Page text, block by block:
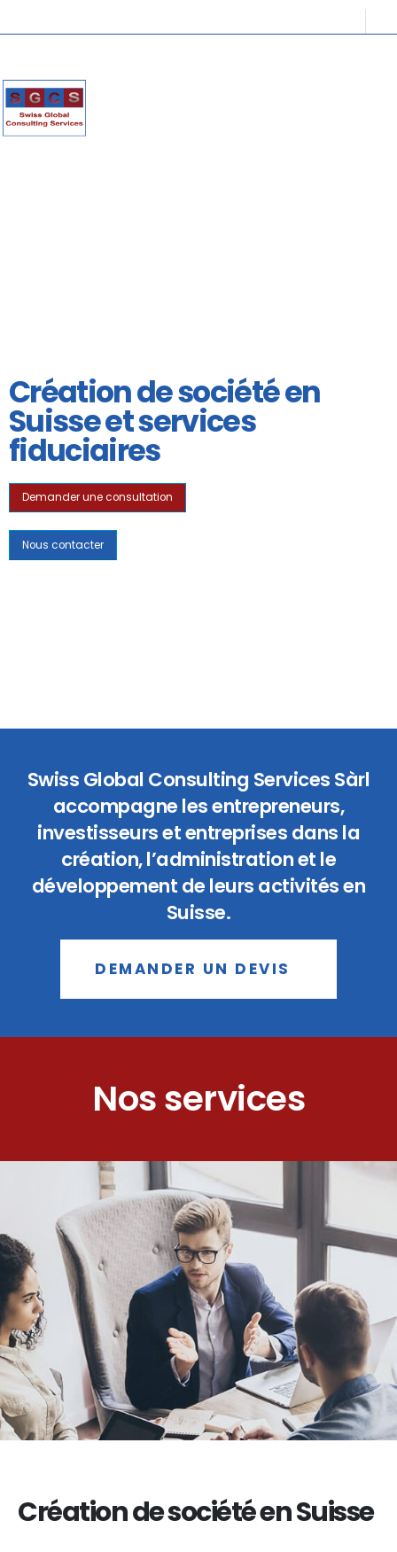
Création de société en
Suisse et services
fiduciaires
Demander une consultation
Nous contacter
Swiss Global Consulting Services Sàrl
accompagne les entrepreneurs,
investisseurs et entreprises dans la
création, l’administration et le
développement de leurs activités en
Suisse.
DEMANDER UN DEVIS
Nos services
Création de société en Suisse